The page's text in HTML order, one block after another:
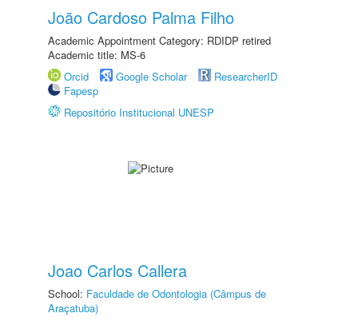
João Cardoso Palma Filho
Academic Appointment Category: RDIDP retired
Academic title: MS-6
Orcid
Google Scholar
ResearcherID
Fapesp
Repositório Institucional UNESP
Joao Carlos Callera
School: Faculdade de Odontologia (Câmpus de
Araçatuba)